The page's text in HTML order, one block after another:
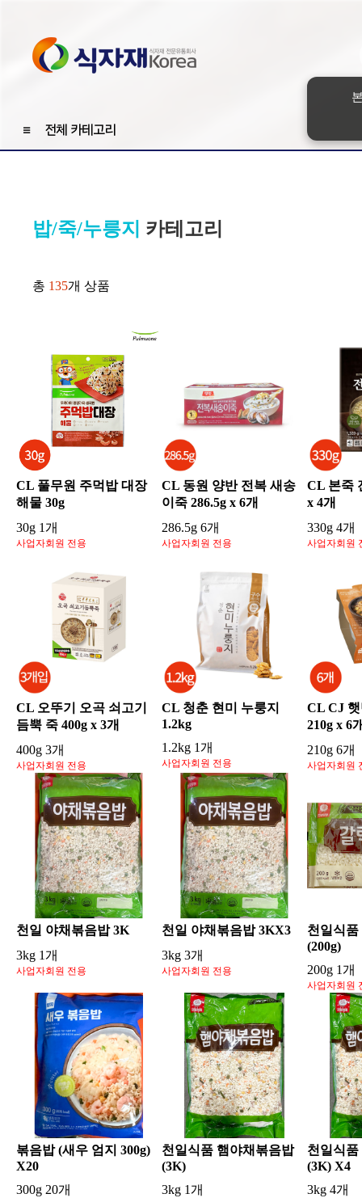
≡ 전체 카테고리
밥/죽/누릉지 카테고리
총 135개 상품
CL 풀무원 주먹밥 대장
해물 30g
30g 1개
사업자회원 전용
CL 동원 양반 전복 새송
이죽 286.5g x 6개
286.5g 6개
사업자회원 전용
CL 본죽
x 4개
330g 4개
사업자회원
CL 오뚜기 오곡 쇠고기
듬뿍 죽 400g x 3개
400g 3개
사업자회원 전용
CL 청춘 현미 누룽지
1.2kg
1.2kg 1개
사업자회원 전용
CL CJ
210g x 6
210g 6개
사업자회원
천일 야채볶음밥 3K
3kg 1개
사업자회원 전용
천일 야채볶음밥 3KX3
3kg 3개
사업자회원 전용
천일식
(200g)
200g 1개
사업자회원
볶음밥 (새우 엄지 300g)
X20
300g 20개
천일식품 햄야채볶음밥
(3K)
3kg 1개
천일식
(3K) X4
3kg 4개